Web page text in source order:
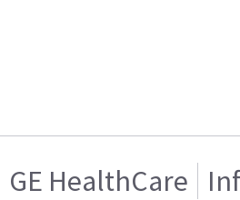
GE HealthCare